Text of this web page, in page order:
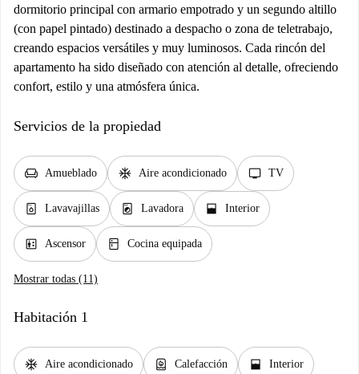
dormitorio principal con armario empotrado y un segundo altillo
(con papel pintado) destinado a despacho o zona de teletrabajo,
creando espacios versátiles y muy luminosos. Cada rincón del
apartamento ha sido diseñado con atención al detalle, ofreciendo
confort, estilo y una atmósfera única.
Servicios de la propiedad
chair Amueblado ac_unit Aire acondicionado tv TV
dishwasher_gen Lavavajillas local_laundry_service Lavadora window_open Interior
elevator Ascensor kitchen Cocina equipada
Mostrar todas (11)
Habitación 1
ac_unit Aire acondicionado water_heater Calefacción window_open Interior